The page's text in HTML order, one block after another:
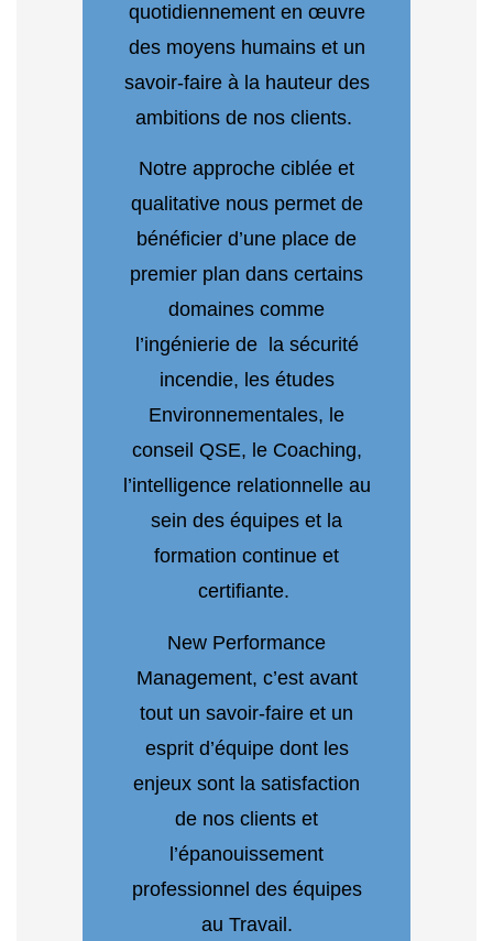
quotidiennement en œuvre
des moyens humains et un
savoir-faire à la hauteur des
ambitions de nos clients.
Notre approche ciblée et
qualitative nous permet de
bénéficier d’une place de
premier plan dans certains
domaines comme
l’ingénierie de la sécurité
incendie, les études
Environnementales, le
conseil QSE, le Coaching,
l’intelligence relationnelle au
sein des équipes et la
formation continue et
certifiante.
New Performance
Management, c’est avant
tout un savoir-faire et un
esprit d’équipe dont les
enjeux sont la satisfaction
de nos clients et
l’épanouissement
professionnel des équipes
au Travail.